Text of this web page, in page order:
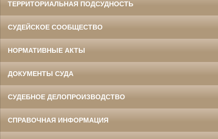
ТЕРРИТОРИАЛЬНАЯ ПОДСУДНОСТЬ
СУДЕЙСКОЕ СООБЩЕСТВО
НОРМАТИВНЫЕ АКТЫ
ДОКУМЕНТЫ СУДА
СУДЕБНОЕ ДЕЛОПРОИЗВОДСТВО
СПРАВОЧНАЯ ИНФОРМАЦИЯ